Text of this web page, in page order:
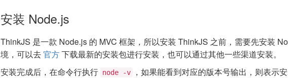
安装 Node.js
ThinkJS 是一款 Node.js 的 MVC 框架，所以安装 ThinkJS 之前，需要先安装
境，可以去官方下载最新的安装包进行安装，也可以通过其他一些渠道安装。
安装完成后，在命令行执行 node -v
，如果能看到对应的版本号输出，则表示